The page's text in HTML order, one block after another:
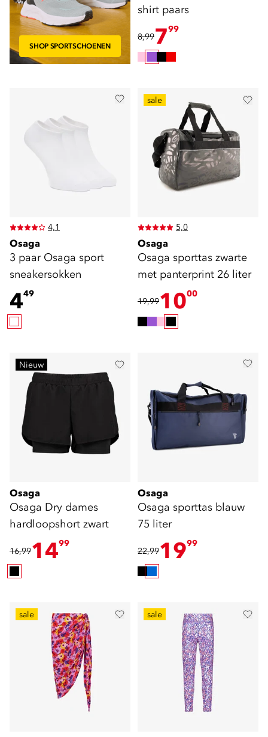
shirt paars
8,99799
SHOP SPORTSCHOENEN
4,1
Osaga
3 paar Osaga sport
sneakersokken
449
sale
5,0
Osaga
Osaga sporttas zwarte
met panterprint 26 liter
19,991000
Nieuw
Osaga
Osaga Dry dames
hardloopshort zwart
16,991499
Osaga
Osaga sporttas blauw
75 liter
22,991999
sale sale